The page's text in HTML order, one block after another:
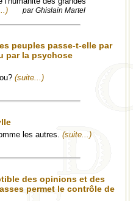
par Ghislain Martel
peuples passe-t-elle par
par la psychose
(suite...)
les autres. (suite...)
des opinions et des
permet le contrôle de